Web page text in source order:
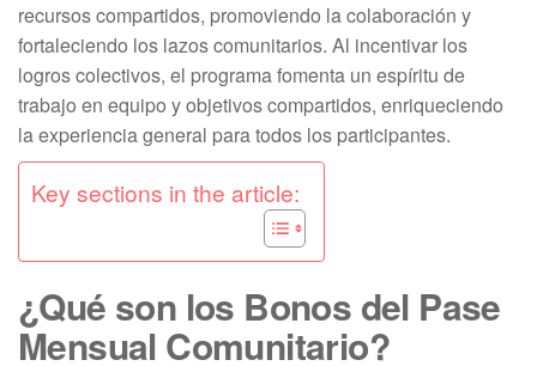
recursos compartidos, promoviendo la colaboración y
fortaleciendo los lazos comunitarios. Al incentivar los
logros colectivos, el programa fomenta un espíritu de
trabajo en equipo y objetivos compartidos, enriqueciendo
la experiencia general para todos los participantes.
Key sections in the article:
¿Qué son los Bonos del Pase
Mensual Comunitario?